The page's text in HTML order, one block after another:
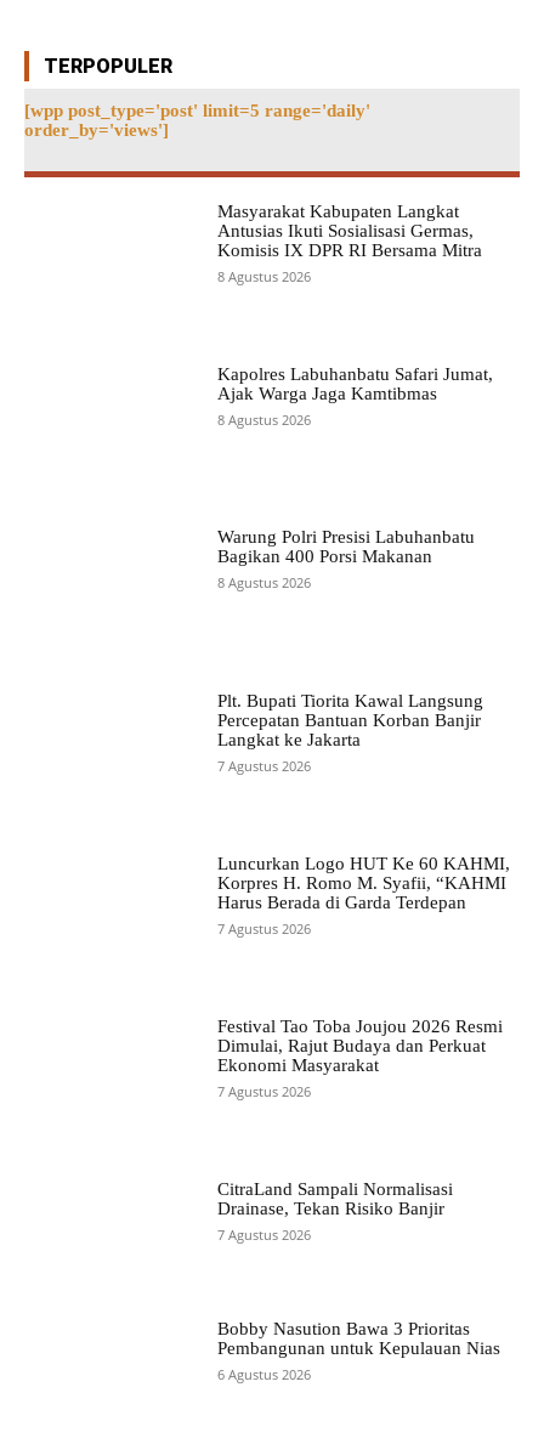
TERPOPULER
[wpp post_type='post' limit=5 range='daily'
order_by='views']
Masyarakat Kabupaten Langkat
Antusias Ikuti Sosialisasi Germas,
Komisis IX DPR RI Bersama Mitra
8 Agustus 2026
Kapolres Labuhanbatu Safari Jumat,
Ajak Warga Jaga Kamtibmas
8 Agustus 2026
Warung Polri Presisi Labuhanbatu
Bagikan 400 Porsi Makanan
8 Agustus 2026
Plt. Bupati Tiorita Kawal Langsung
Percepatan Bantuan Korban Banjir
Langkat ke Jakarta
7 Agustus 2026
Luncurkan Logo HUT Ke 60 KAHMI,
Korpres H. Romo M. Syafii, “KAHMI
Harus Berada di Garda Terdepan
7 Agustus 2026
Festival Tao Toba Joujou 2026 Resmi
Dimulai, Rajut Budaya dan Perkuat
Ekonomi Masyarakat
7 Agustus 2026
CitraLand Sampali Normalisasi
Drainase, Tekan Risiko Banjir
7 Agustus 2026
Bobby Nasution Bawa 3 Prioritas
Pembangunan untuk Kepulauan Nias
6 Agustus 2026